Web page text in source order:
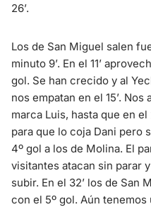
26’.
Los de San Miguel salen
minuto 9’. En el 11’
gol. Se han crecido y al
nos empatan en el 15’.
marca Luis, hasta que en
para que lo coja Dani pero
4º gol a los de Molina. El
visitantes atacan sin parar
subir. En el 32’ los de San
con el 5º gol. Aún